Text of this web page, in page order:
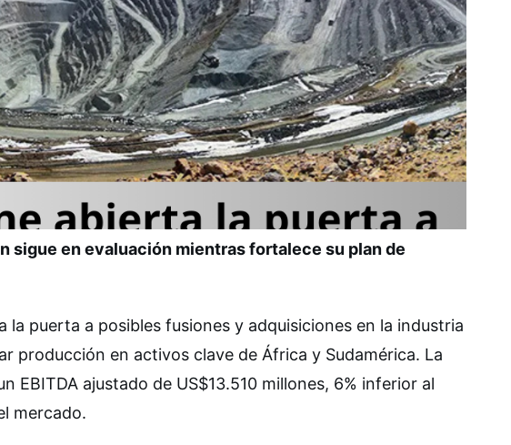
sigue en evaluación mientras fortalece su plan de
puerta a posibles fusiones y adquisiciones en la industria
producción en activos clave de África y Sudamérica. La
ajustado de US$13.510 millones, 6% inferior al
mercado.